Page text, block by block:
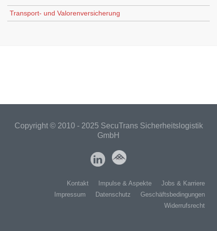
Transport- und Valorenversicherung
Copyright © 2010 - 2025 SecuTrans Sicherheitslogistik
GmbH
Jobs & Karriere
Impulse & Aspekte
Kontakt
Geschäftsbedingungen
Datenschutz
Impressum
Widerrufsrecht